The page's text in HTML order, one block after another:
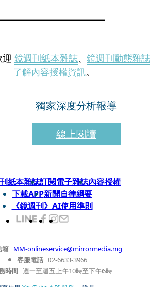
鏡週刊紙本雜誌、 鏡週刊動態雜誌
了解內容授權資訊。
獨家深度分析報導
線上閱讀
紙本雜誌訂閱電子雜誌內容授權
下載APP新聞自律綱要
《鏡週刊》AI使用準則
箱 MM-onlineservice@mirrormedia.mg
客服電話 02-6633-3966
時間 週一至週五上午10時至下午6時